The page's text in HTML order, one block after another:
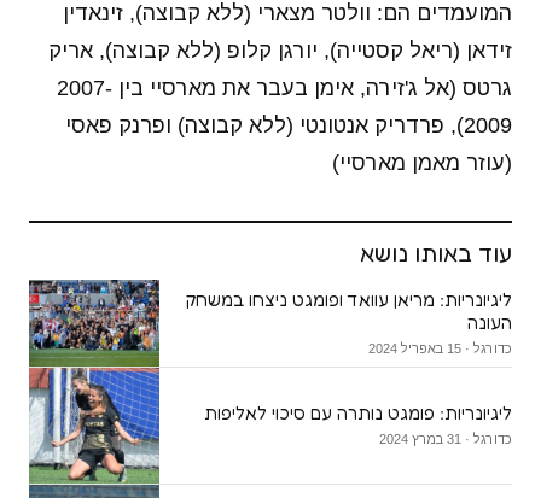
המועמדים הם: וולטר מצארי (ללא קבוצה), זינאדין
זידאן (ריאל קסטייה), יורגן קלופ (ללא קבוצה), אריק
גרטס (אל ג'זירה, אימן בעבר את מארסיי בין 2007-
2009), פרדריק אנטונטי (ללא קבוצה) ופרנק פאסי
(עוזר מאמן מארסיי)
עוד באותו נושא
ליגיונריות: מריאן עוואד ופומגט ניצחו במשחק
העונה
כדורגל · 15 באפריל 2024
ליגיונריות: פומגט נותרה עם סיכוי לאליפות
כדורגל · 31 במרץ 2024